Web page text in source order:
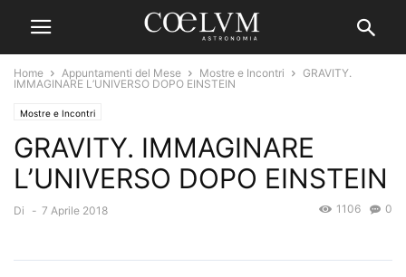
Home Appuntamenti del Mese Mostre e Incontri
GRAVITY.
IMMAGINARE L’UNIVERSO DOPO EINSTEIN
Mostre e Incontri
GRAVITY. IMMAGINARE
L’UNIVERSO DOPO EINSTEIN
Di - 7 Aprile 2018 0
1106